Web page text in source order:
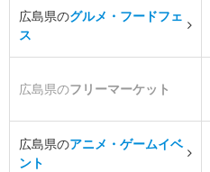
広島県のグルメ・フードフェ
ス
広島県のフリーマーケット
広島県のアニメ・ゲームイベ
ント